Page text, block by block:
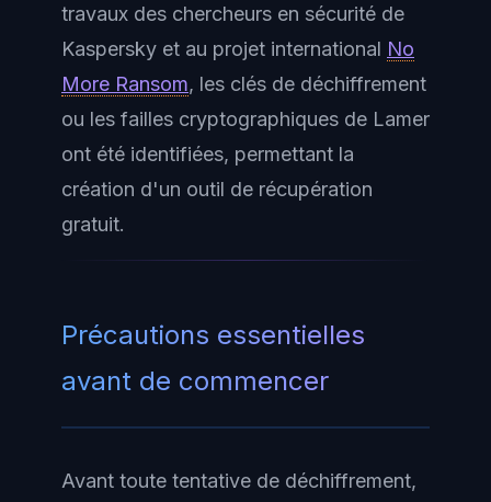
travaux des chercheurs en sécurité de
Kaspersky et au projet international No
More Ransom, les clés de déchiffrement
ou les failles cryptographiques de Lamer
ont été identifiées, permettant la
création d'un outil de récupération
gratuit.
Précautions essentielles
avant de commencer
Avant toute tentative de déchiffrement,